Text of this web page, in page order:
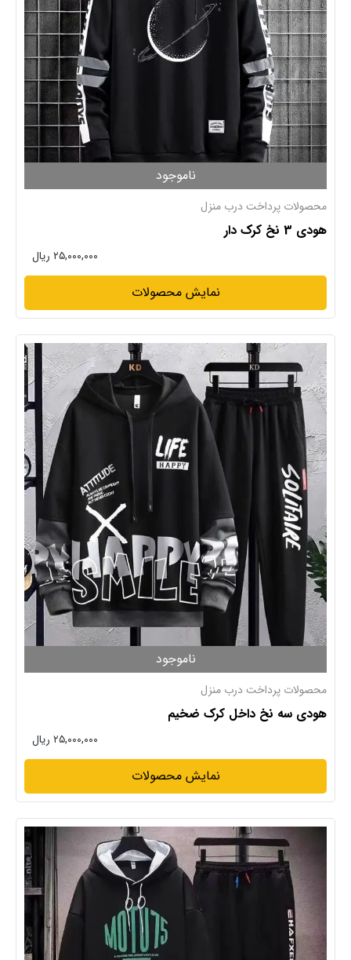
ناموجود
محصولات پرداخت درب منزل
هودی 3 نخ کرک دار
۲۵,۰۰۰,۰۰۰ ریال
نمایش محصولات
ناموجود
محصولات پرداخت درب منزل
هودی سه نخ داخل کرک ضخیم
۲۵,۰۰۰,۰۰۰ ریال
نمایش محصولات